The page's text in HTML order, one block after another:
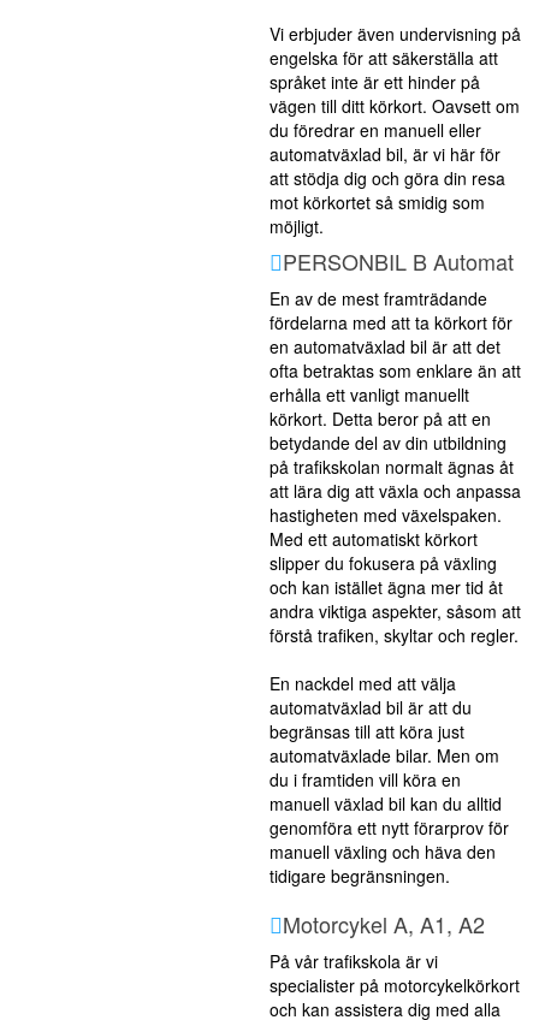
Vi erbjuder även undervisning på
engelska för att säkerställa att
språket inte är ett hinder på
vägen till ditt körkort. Oavsett om
du föredrar en manuell eller
automatväxlad bil, är vi här för
att stödja dig och göra din resa
mot körkortet så smidig som
möjligt.
PERSONBIL B Automat
En av de mest framträdande
fördelarna med att ta körkort för
en automatväxlad bil är att det
ofta betraktas som enklare än att
erhålla ett vanligt manuellt
körkort. Detta beror på att en
betydande del av din utbildning
på trafikskolan normalt ägnas åt
att lära dig att växla och anpassa
hastigheten med växelspaken.
Med ett automatiskt körkort
slipper du fokusera på växling
och kan istället ägna mer tid åt
andra viktiga aspekter, såsom att
förstå trafiken, skyltar och regler.
En nackdel med att välja
automatväxlad bil är att du
begränsas till att köra just
automatväxlade bilar. Men om
du i framtiden vill köra en
manuell växlad bil kan du alltid
genomföra ett nytt förarprov för
manuell växling och häva den
tidigare begränsningen.
Motorcykel A, A1, A2
På vår trafikskola är vi
specialister på motorcykelkörkort
och kan assistera dig med alla